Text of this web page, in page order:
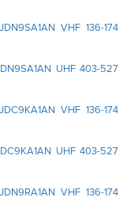
VHF 136-174
UHF 403-527
VHF 136-174
UHF 403-527
VHF 136-174